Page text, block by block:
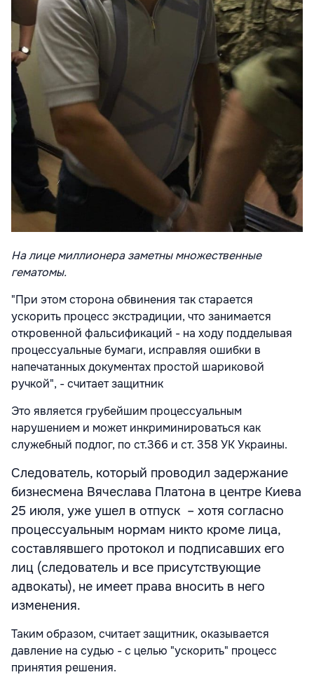
На лице миллионера заметны множественные
гематомы.
"При этом сторона обвинения так старается
ускорить процесс экстрадиции, что занимается
откровенной фальсификаций - на ходу подделывая
процессуальные бумаги, исправляя ошибки в
напечатанных документах простой шариковой
ручкой", - считает защитник
Это является грубейшим процессуальным
нарушением и может инкриминироваться как
служебный подлог, по ст.366 и ст. 358 УК Украины.
Следователь, который проводил задержание
бизнесмена Вячеслава Платона в центре Киева
25 июля, уже ушел в отпуск – хотя согласно
процессуальным нормам никто кроме лица,
составлявшего протокол и подписавших его
лиц (следователь и все присутствующие
адвокаты), не имеет права вносить в него
изменения.
Таким образом, считает защитник, оказывается
давление на судью - с целью "ускорить" процесс
принятия решения.